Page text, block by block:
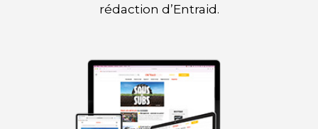
rédaction d’Entraid.